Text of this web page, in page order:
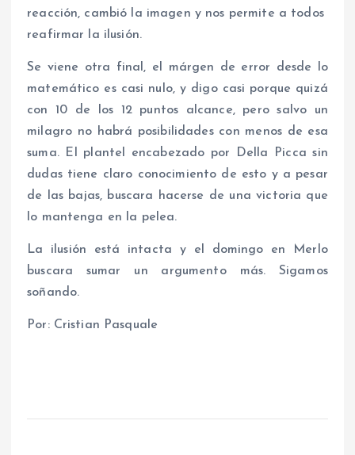
reacción, cambió la imagen y nos permite a todos
reafirmar la ilusión.
Se viene otra final, el márgen de error desde lo
matemático es casi nulo, y digo casi porque quizá
con 10 de los 12 puntos alcance, pero salvo un
milagro no habrá posibilidades con menos de esa
suma. El plantel encabezado por Della Picca sin
dudas tiene claro conocimiento de esto y a pesar
de las bajas, buscara hacerse de una victoria que
lo mantenga en la pelea.
La ilusión está intacta y el domingo en Merlo
buscara sumar un argumento más. Sigamos
soñando.
Por: Cristian Pasquale